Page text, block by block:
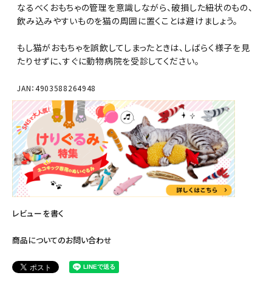
なるべくおもちゃの管理を意識しながら、破損した紐状のもの、
飲み込みやすいものを猫の周囲に置くことは避けましょう。
もし猫がおもちゃを誤飲してしまったときは、しばらく様子を見
たりせずに、すぐに動物病院を受診してください。
JAN：4903588264948
レビューを書く
商品についてのお問い合わせ